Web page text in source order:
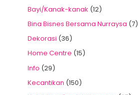
Bayi/Kanak-kanak (12)
Bina Bisnes Bersama Nurraysa (7)
Dekorasi (36)
Home Centre (15)
Info (29)
Kecantikan (150)